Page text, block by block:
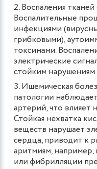
Воспаления
Воспалительные
инфекциями
грибковыми),
токсинами.
электрические
стойким нарушениям
Ишемическая
патологии
артерий, что влияет
Стойкая нехватка
веществ нарушает
сердца, приводит к
аритмиям,
или фибрилляции